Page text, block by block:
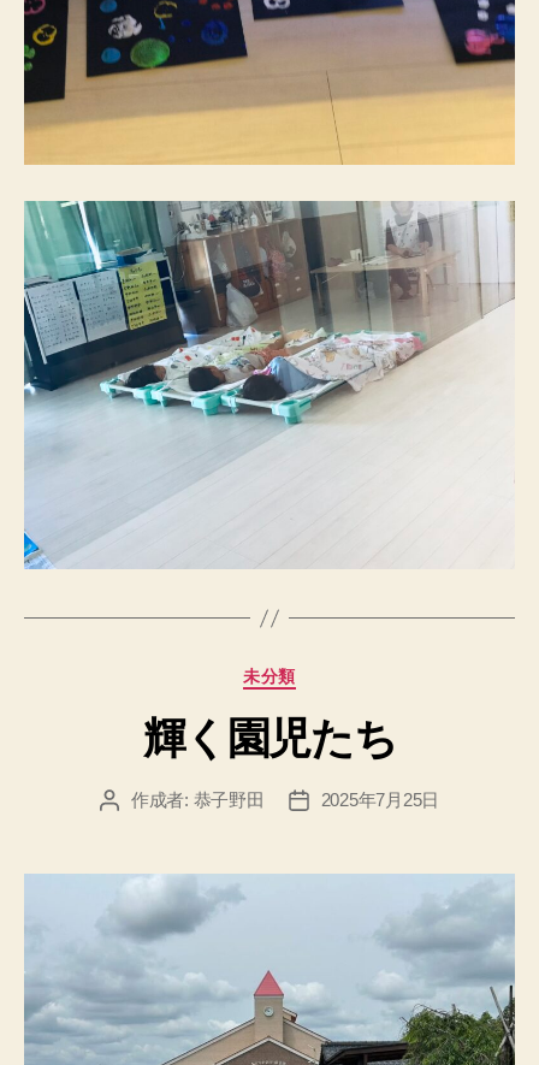
カ
ゴ
リ
未分類
輝く園児たち
投 作成者: 恭子野田
投
2025年7月25日